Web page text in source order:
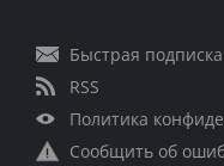
Быстрая
RSS
Политика
Сообщить об